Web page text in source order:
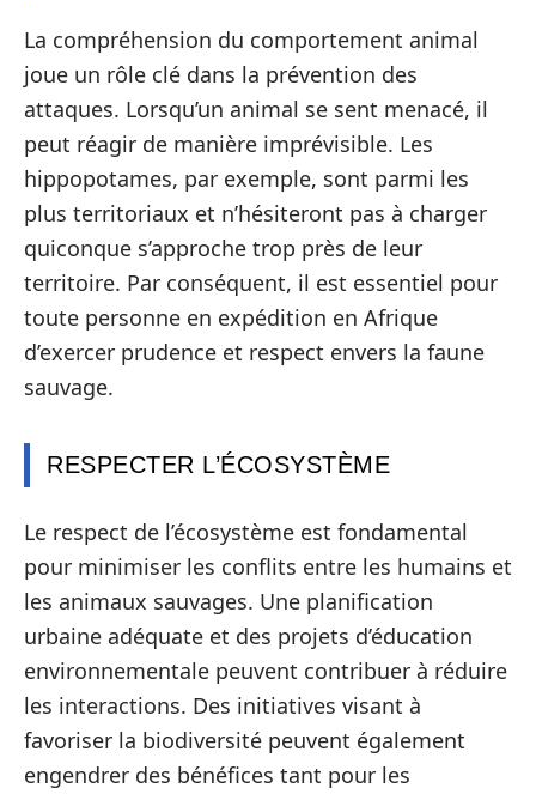
La compréhension du comportement animal
joue un rôle clé dans la prévention des
attaques. Lorsqu’un animal se sent menacé, il
peut réagir de manière imprévisible. Les
hippopotames, par exemple, sont parmi les
plus territoriaux et n’hésiteront pas à charger
quiconque s’approche trop près de leur
territoire. Par conséquent, il est essentiel pour
toute personne en expédition en Afrique
d’exercer prudence et respect envers la faune
sauvage.
RESPECTER L’ÉCOSYSTÈME
Le respect de l’écosystème est fondamental
pour minimiser les conflits entre les humains et
les animaux sauvages. Une planification
urbaine adéquate et des projets d’éducation
environnementale peuvent contribuer à réduire
les interactions. Des initiatives visant à
favoriser la biodiversité peuvent également
engendrer des bénéfices tant pour les